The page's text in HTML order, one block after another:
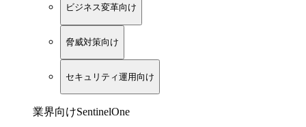
ビジネス変革向け
脅威対策向け
セキュリティ運用向け
業界向けSentinelOne